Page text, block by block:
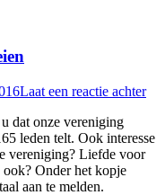
Laat een reactie achter
dat onze vereniging
leden telt. Ook interesse
vereniging? Liefde voor
Onder het kopje
aan te melden.